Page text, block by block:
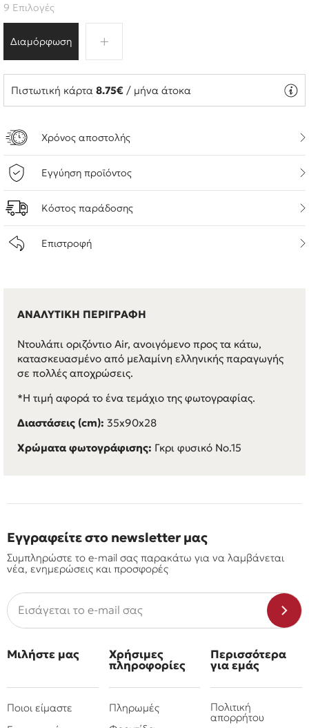
Διαμόρφωση
9 Επιλογές
Πιστωτική κάρτα 8.75€ / μήνα άτοκα
Χρόνος αποστολής
Εγγύηση προϊόντος
Κόστος παράδοσης
Επιστροφή
ΑΝΑΛΥΤΙΚΗ ΠΕΡΙΓΡΑΦΗ
Ντουλάπι οριζόντιο Air, ανοιγόμενο προς τα κάτω,
κατασκευασμένο από μελαμίνη ελληνικής παραγωγής
σε πολλές αποχρώσεις.
*Η τιμή αφορά το ένα τεμάχιο της φωτογραφίας.
Διαστάσεις (cm): 35x90x28
Χρώματα φωτογράφισης: Γκρι φυσικό No.15
Εγγραφείτε στο newsletter μας
Συμπληρώστε το e-mail σας παρακάτω για να λαμβάνεται
νέα, ενημερώσεις και προσφορές
Μιλήστε μας
Ποιοι είμαστε
Χρήσιμες
πληροφορίες
Πληρωμές
Περισσότερα
για εμάς
Πολιτική
απορρήτου